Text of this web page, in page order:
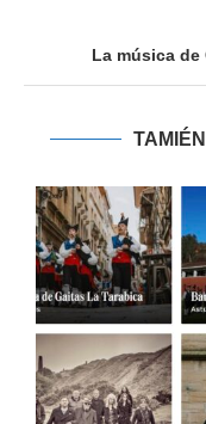
La música de